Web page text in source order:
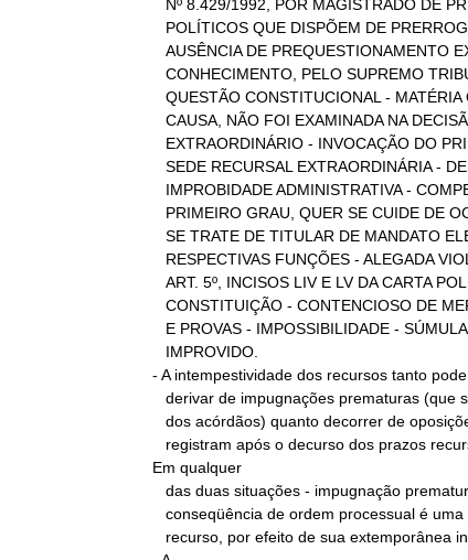
- A intempestividade dos recursos tanto pode
Em qualquer